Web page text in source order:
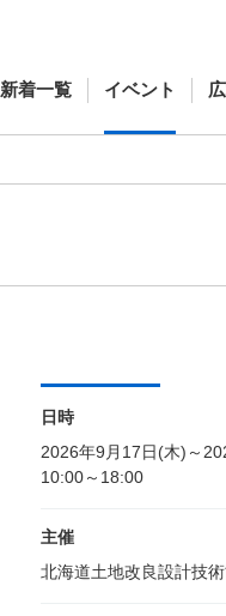
新着一覧 イベント
日時
2026年9月17日(木)～
10:00～18:00
主催
北海道土地改良設計技